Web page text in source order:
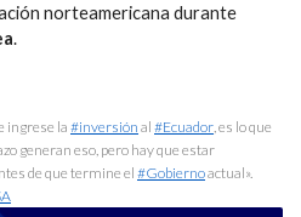
norteamericana durante
.
ingrese la #inversión al #Ecuador , es lo que
generan eso, pero hay que estar
de que termine el #Gobiernoactual».